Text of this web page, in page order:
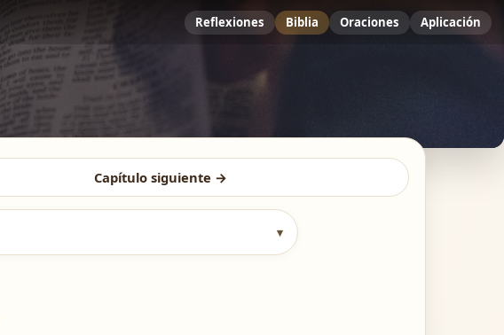
Reflexiones Biblia Oraciones Aplicación
Capítulo siguiente →
▾